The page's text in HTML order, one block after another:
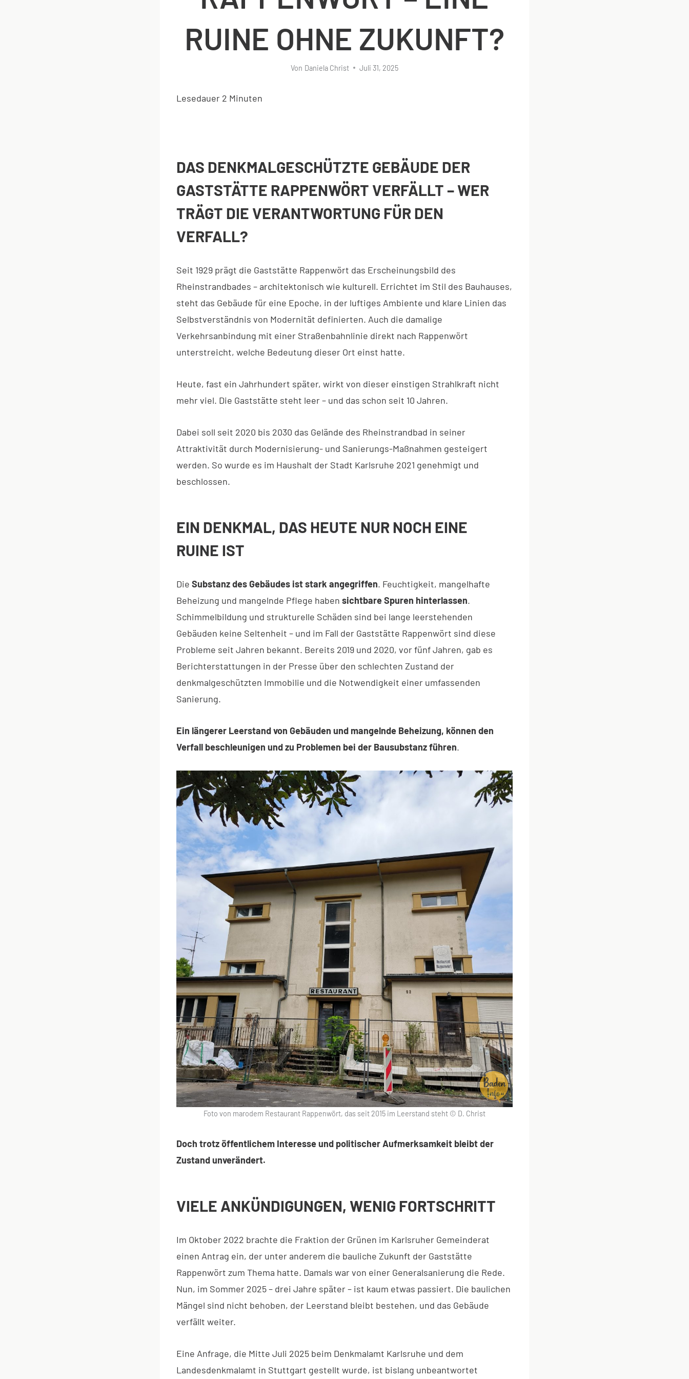
RUINE OHNE ZUKUNFT?
Von Daniela Christ Juli 31, 2025
Lesedauer 2 Minuten
DAS DENKMALGESCHÜTZTE GEBÄUDE DER
GASTSTÄTTE RAPPENWÖRT VERFÄLLT – WER
TRÄGT DIE VERANTWORTUNG FÜR DEN
VERFALL?
Seit 1929 prägt die Gaststätte Rappenwört das Erscheinungsbild des
Rheinstrandbades – architektonisch wie kulturell. Errichtet im Stil des Bauhauses,
steht das Gebäude für eine Epoche, in der luftiges Ambiente und klare Linien das
Selbstverständnis von Modernität definierten. Auch die damalige
Verkehrsanbindung mit einer Straßenbahnlinie direkt nach Rappenwört
unterstreicht, welche Bedeutung dieser Ort einst hatte.
Heute, fast ein Jahrhundert später, wirkt von dieser einstigen Strahlkraft nicht
mehr viel. Die Gaststätte steht leer – und das schon seit 10 Jahren.
Dabei soll seit 2020 bis 2030 das Gelände des Rheinstrandbad in seiner
Attraktivität durch Modernisierung- und Sanierungs-Maßnahmen gesteigert
werden. So wurde es im Haushalt der Stadt Karlsruhe 2021 genehmigt und
beschlossen.
EIN DENKMAL, DAS HEUTE NUR NOCH EINE
RUINE IST
Die Substanz des Gebäudes ist stark angegriffen. Feuchtigkeit, mangelhafte
Beheizung und mangelnde Pflege haben sichtbare Spuren hinterlassen.
Schimmelbildung und strukturelle Schäden sind bei lange leerstehenden
Gebäuden keine Seltenheit – und im Fall der Gaststätte Rappenwört sind diese
Probleme seit Jahren bekannt. Bereits 2019 und 2020, vor fünf Jahren, gab es
Berichterstattungen in der Presse über den schlechten Zustand der
denkmalgeschützten Immobilie und die Notwendigkeit einer umfassenden
Sanierung.
Ein längerer Leerstand von Gebäuden und mangelnde Beheizung, können den
Verfall beschleunigen und zu Problemen bei der Bausubstanz führen.
Foto von marodem Restaurant Rappenwört, das seit 2015 im Leerstand steht © D. Christ
Doch trotz öffentlichem Interesse und politischer Aufmerksamkeit bleibt der
Zustand unverändert.
VIELE ANKÜNDIGUNGEN, WENIG FORTSCHRITT
Im Oktober 2022 brachte die Fraktion der Grünen im Karlsruher Gemeinderat
einen Antrag ein, der unter anderem die bauliche Zukunft der Gaststätte
Rappenwört zum Thema hatte. Damals war von einer Generalsanierung die Rede.
Nun, im Sommer 2025 – drei Jahre später – ist kaum etwas passiert. Die baulichen
Mängel sind nicht behoben, der Leerstand bleibt bestehen, und das Gebäude
verfällt weiter.
Eine Anfrage, die Mitte Juli 2025 beim Denkmalamt Karlsruhe und dem
Landesdenkmalamt in Stuttgart gestellt wurde, ist bislang unbeantwortet